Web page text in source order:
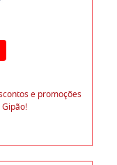
e promoções